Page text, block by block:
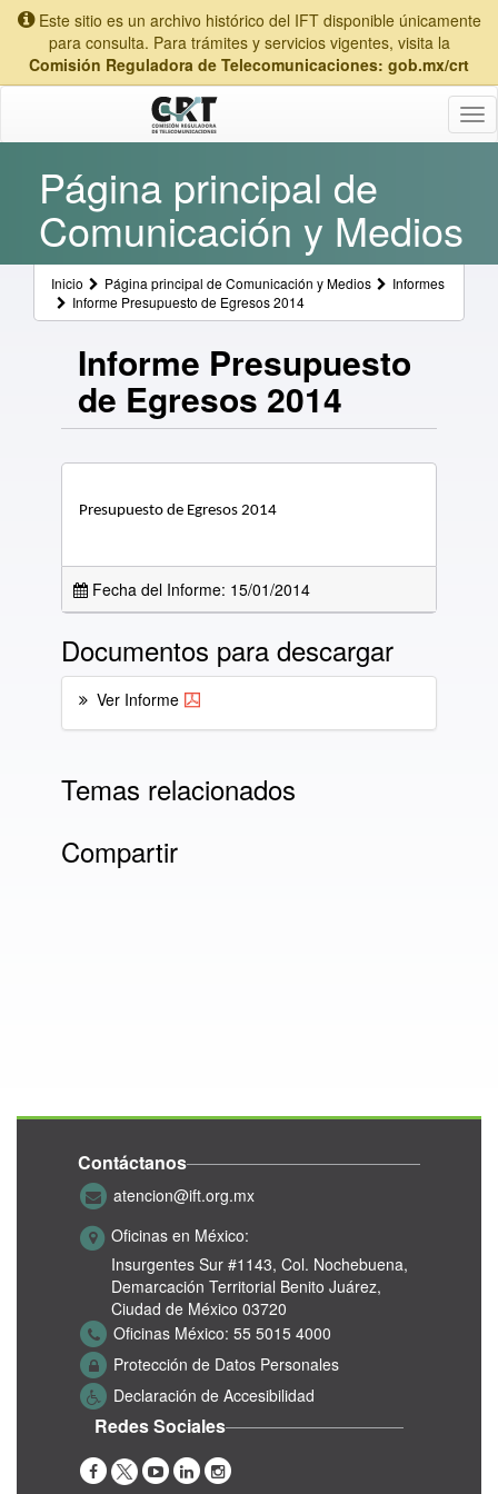
Este sitio es un archivo histórico del IFT disponible únicamente
para consulta. Para trámites y servicios vigentes, visita la
Comisión Reguladora de Telecomunicaciones: gob.mx/crt
Página principal de
Comunicación y Medios
Inicio Página principal de Comunicación y Medios
Informes
Informe Presupuesto de Egresos 2014
Informe Presupuesto
de Egresos 2014
Presupuesto de Egresos 2014
Fecha del Informe: 15/01/2014
Documentos para descargar
Ver Informe
Temas relacionados
Compartir
Contáctanos
atencion@ift.org.mx
Oficinas en México:
Insurgentes Sur #1143, Col. Nochebuena,
Demarcación Territorial Benito Juárez,
Ciudad de México 03720
Oficinas México: 55 5015 4000
Protección de Datos Personales
Declaración de Accesibilidad
Redes Sociales